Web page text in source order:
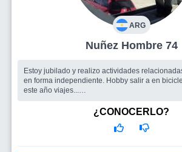
ARG
Nuñez Hombre 74
Estoy jubilado y realizo actividades relacionadas a mi profesión
en forma independiente. Hobby salir a en bicicleta. Planes para
este año viajes...
¿CONOCERLO?